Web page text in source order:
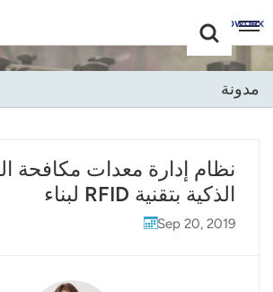
+86 -18681515767
English
Deutsch
Русский
مدونة
نظام إدارة معدات مكافحة
الذكية بتقنية RFID لبناء
Sep 20, 2019